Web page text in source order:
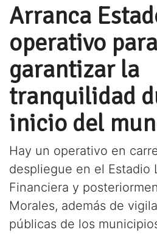
Arranca
operativo para
garantizar la
tranquilidad
inicio del
Hay un operativo en
despliegue en el Estadio
Financiera y
Morales, además de
públicas de los